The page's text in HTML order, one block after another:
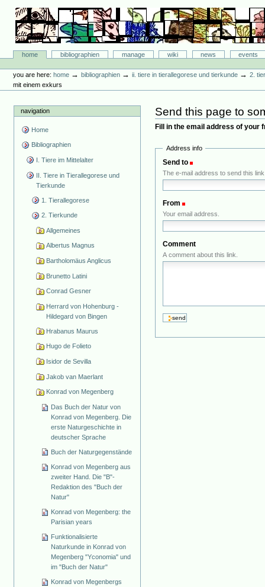
content.
navigation
Bibliographie-Portal
Sectionshome bibliographien manage wiki news
events
tools
you are here: home →bibliographien →ii. tiere in tierallegorese und tierkunde →2.
mit einem exkurs
navigation
Home
Bibliographien
I. Tiere im Mittelalter
II. Tiere in Tierallegorese und
Tierkunde
1. Tierallegorese
2. Tierkunde
Allgemeines
Albertus Magnus
Bartholomäus Anglicus
Brunetto Latini
Conrad Gesner
Herrard von Hohenburg -
Hildegard von Bingen
Hrabanus Maurus
Hugo de Folieto
Isidor de Sevilla
Jakob van Maerlant
Konrad von Megenberg
Das Buch der Natur von
Konrad von Megenberg. Die
erste Naturgeschichte in
deutscher Sprache
Buch der Naturgegenstände
Konrad von Megenberg aus
zweiter Hand. Die "B"-
Redaktion des "Buch der
Natur"
Konrad von Megenberg: the
Parisian years
Funktionalisierte
Naturkunde in Konrad von
Megenberg "Yconomia" und
im "Buch der Natur"
Konrad von Megenbergs
Send this page to
Fill in the email address of your
Address info
Send to
The e-mail address to send this
From
Your email address.
Comment
A comment about this link.